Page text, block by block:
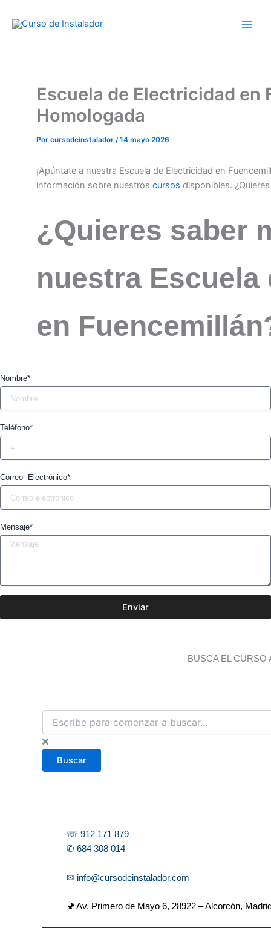
Escuela de Electricidad en
Homologada
Por cursodeinstalador /14 mayo 2026
¡Apúntate a nuestra Escuela de Electricidad en
información sobre nuestros cursos disponibles.
¿Quieres saber
nuestra
en
Nombre*
Teléfono*
Correo Electrónico*
Mensaje*
Enviar
BUSCA EL CURSO
B
s
c
Buscar
☏ 912 171 879
✆ 684 308 014
✉ info@cursodeinstalador.com
🖈 Av. Primero de Mayo 6, 28922 – Alcorcón,